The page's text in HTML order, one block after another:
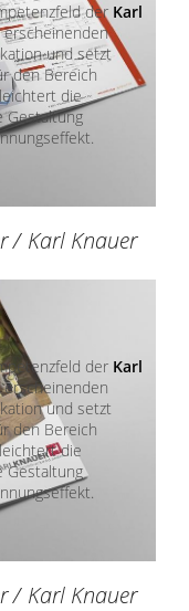
der Karl
erscheinenden
und setzt
den Bereich
die
Gestaltung
der Karl
erscheinenden
und setzt
den Bereich
die
Gestaltung
/ Karl Knauer
/ Karl Knauer